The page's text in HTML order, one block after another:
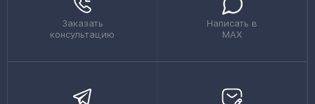
Заказать
консультацию
Написать в
MAX